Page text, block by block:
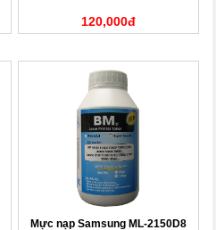
120,000đ
Mực nạp Samsung ML-2150D8